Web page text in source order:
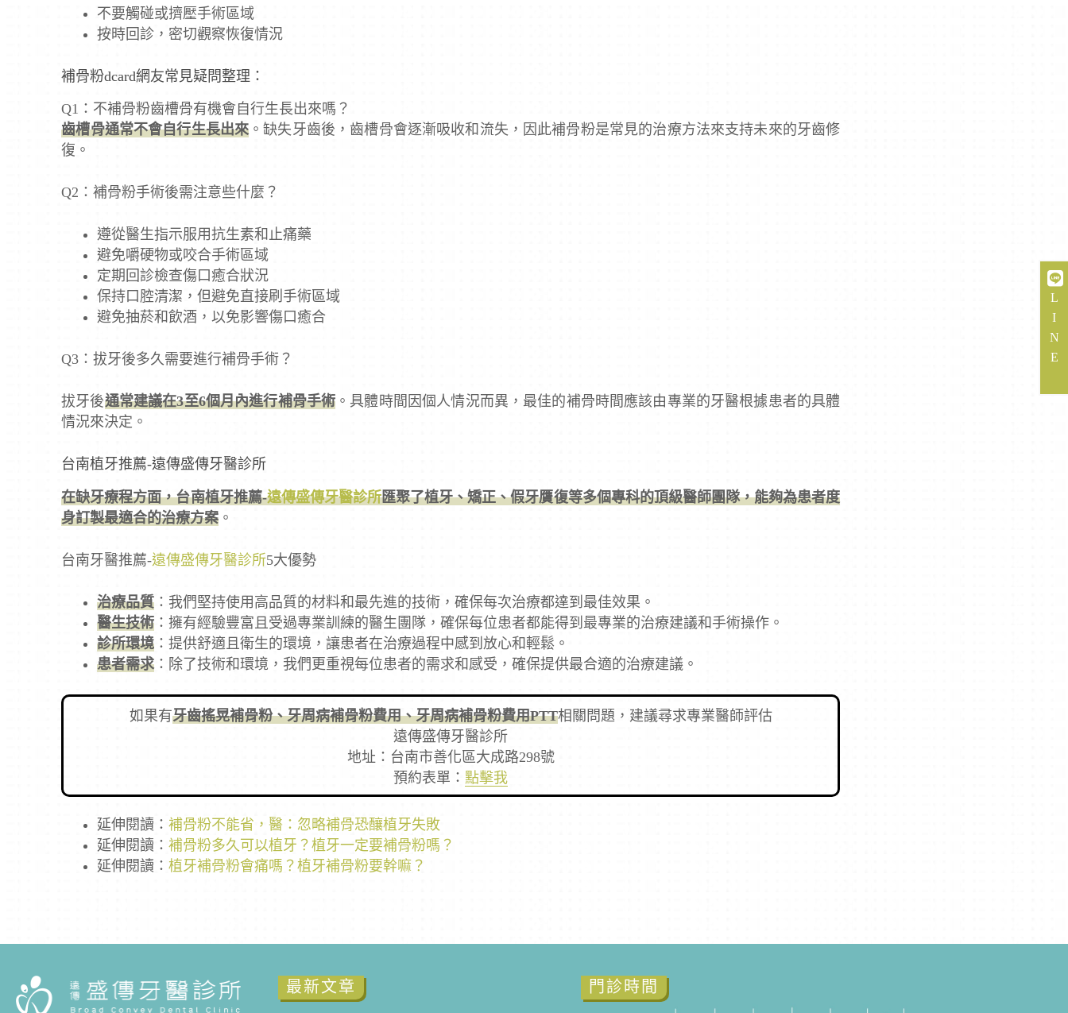
不要觸碰或擠壓手術區域
按時回診，密切觀察恢復情況
補骨粉dcard網友常見疑問整理：
Q1：不補骨粉齒槽骨有機會自行生長出來嗎？
齒槽骨通常不會自行生長出來 。缺失牙齒後，齒槽骨會逐漸吸收和流失，因此補骨粉是常見的治療方法來支持未來的牙齒修
復。
Q2：補骨粉手術後需注意些什麼？
遵從醫生指示服用抗生素和止痛藥
避免嚼硬物或咬合手術區域
定期回診檢查傷口癒合狀況
保持口腔清潔，但避免直接刷手術區域
避免抽菸和飲酒，以免影響傷口癒合
Q3：拔牙後多久需要進行補骨手術？
拔牙後通常建議在3至6個月內進行補骨手術 。具體時間因個人情況而異，最佳的補骨時間應該由專業的牙醫根據患者的具體
情況來決定。
台南植牙推薦-遠傳盛傳牙醫診所
在缺牙療程方面，台南植牙推薦-遠傳盛傳牙醫診所匯聚了植牙、矯正、假牙贋復等多個專科的頂級醫師團隊，能夠為患者度
身訂製最適合的治療方案 。
台南牙醫推薦-遠傳盛傳牙醫診所5大優勢
治療品質 ：我們堅持使用高品質的材料和最先進的技術，確保每次治療都達到最佳效果。
醫生技術 ：擁有經驗豐富且受過專業訓練的醫生團隊，確保每位患者都能得到最專業的治療建議和手術操作。
診所環境 ：提供舒適且衛生的環境，讓患者在治療過程中感到放心和輕鬆。
患者需求 ：除了技術和環境，我們更重視每位患者的需求和感受，確保提供最合適的治療建議。
如果有牙齒搖晃補骨粉、牙周病補骨粉費用、牙周病補骨粉費用PTT相關問題，建議尋求專業醫師評估
遠傳盛傳牙醫診所
地址：台南市善化區大成路298號
預約表單： 點擊我
延伸閱讀：補骨粉不能省，醫：忽略補骨恐釀植牙失敗
延伸閱讀：補骨粉多久可以植牙？植牙一定要補骨粉嗎？
延伸閱讀：植牙補骨粉會痛嗎？植牙補骨粉要幹嘛？
L
I
N
E
最新文章 門診時間